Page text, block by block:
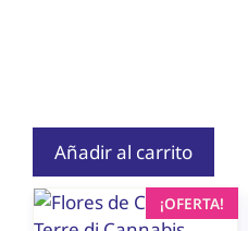
Añadir al carrito
¡OFERTA!